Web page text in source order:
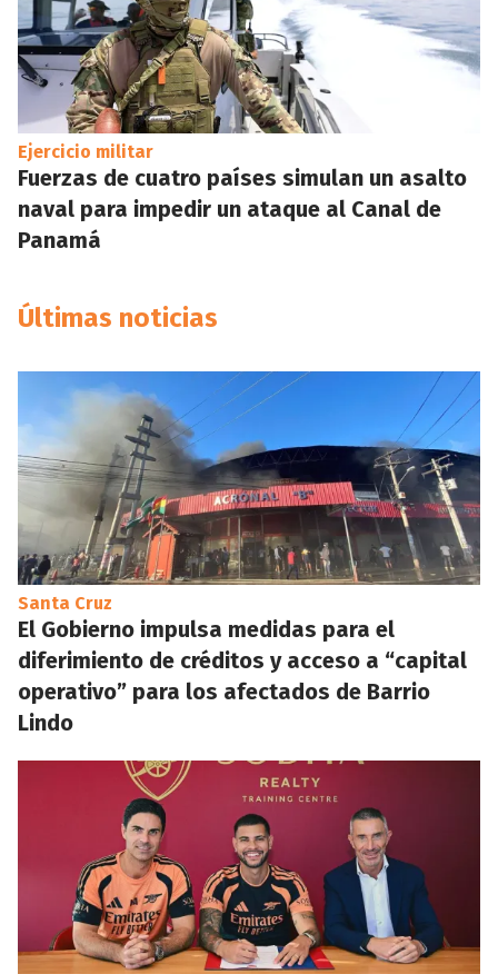
Ejercicio militar
Fuerzas de cuatro países simulan un asalto
naval para impedir un ataque al Canal de
Panamá
Últimas noticias
Santa Cruz
El Gobierno impulsa medidas para el
diferimiento de créditos y acceso a “capital
operativo” para los afectados de Barrio
Lindo